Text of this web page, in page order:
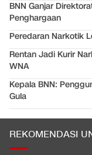
BNN Ganjar
Penghargaan
Peredaran Narkotik
Rentan Jadi Kurir
WNA
Kepala BNN:
Gula
REKOMENDASI